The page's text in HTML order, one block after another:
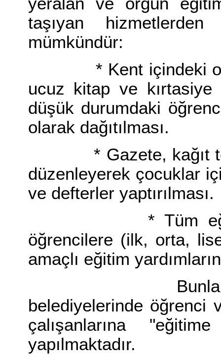
taşıyan hizmetlerden
mümkündür:
* Kent içindeki
ucuz kitap ve kırtasiye
düşük durumdaki
olarak dağıtılması.
* Gazete, kağıt
düzenleyerek çocuklar
ve defterler yaptırılması.
* Tüm eğitim
öğrencilere (ilk, orta,
amaçlı eğitim
Bunların
belediyelerinde öğrenci
çalışanlarına
yapılmaktadır.